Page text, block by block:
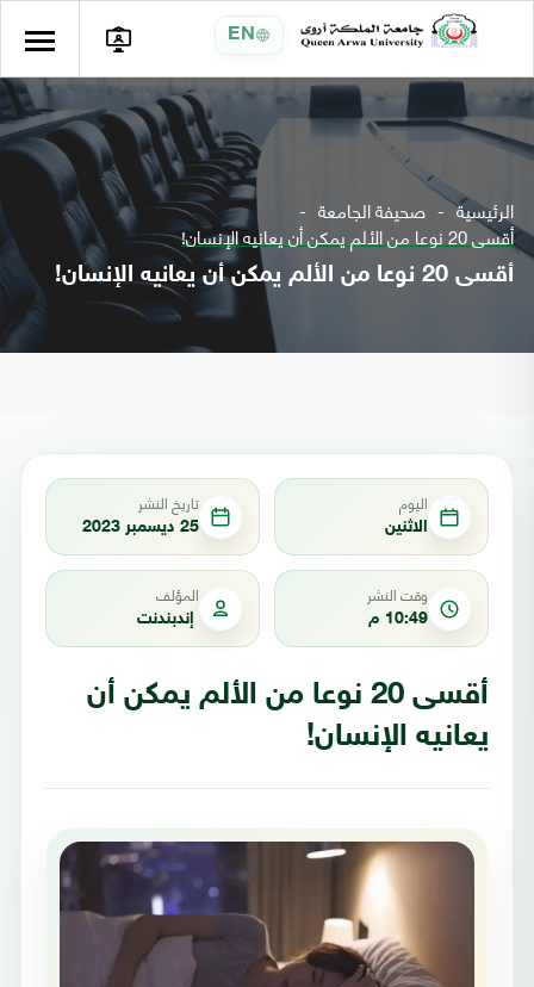
EN
الرئيسية صحيفة الجامعة
أقسى 20 نوعا من الألم يمكن أن يعانيه الإنسان!
أقسى 20 نوعا من الألم يمكن أن يعانيه الإنسان!
اليوم
الاثنين
تاريخ النشر
25 ديسمبر 2023
وقت النشر
10:49 م
المؤلف
إندبندنت
أقسى 20 نوعا من الألم يمكن أن
يعانيه الإنسان!